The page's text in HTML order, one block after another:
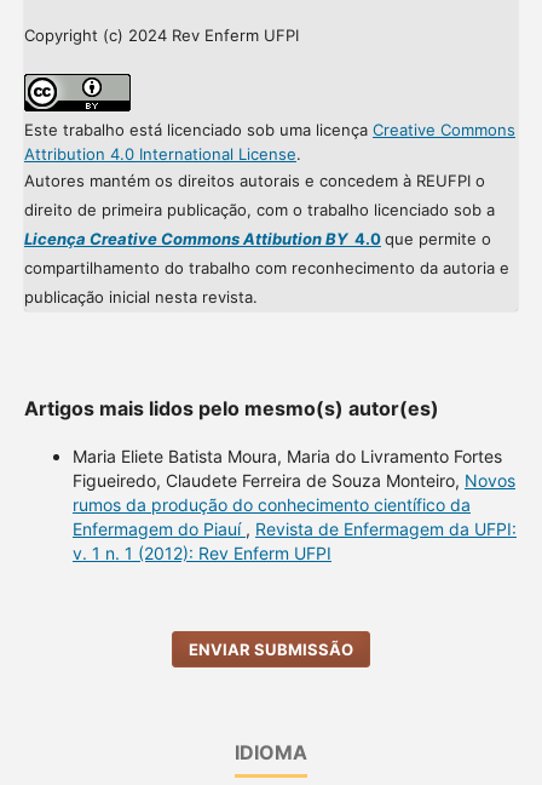
Copyright (c) 2024 Rev Enferm UFPI
Este trabalho está licenciado sob uma licença Creative Commons
Attribution 4.0 International License.
Autores mantém os direitos autorais e concedem à REUFPI o
direito de primeira publicação, com o trabalho licenciado sob a
Licença Creative Commons Attibution BY4.0que permite o
compartilhamento do trabalho com reconhecimento da autoria e
publicação inicial nesta revista.
Artigos mais lidos pelo mesmo(s) autor(es)
Maria Eliete Batista Moura, Maria do Livramento Fortes
Figueiredo, Claudete Ferreira de Souza Monteiro, Novos
rumos da produção do conhecimento científico da
Enfermagem do Piauí , Revista de Enfermagem da UFPI:
v. 1 n. 1 (2012): Rev Enferm UFPI
ENVIAR SUBMISSÃO
IDIOMA